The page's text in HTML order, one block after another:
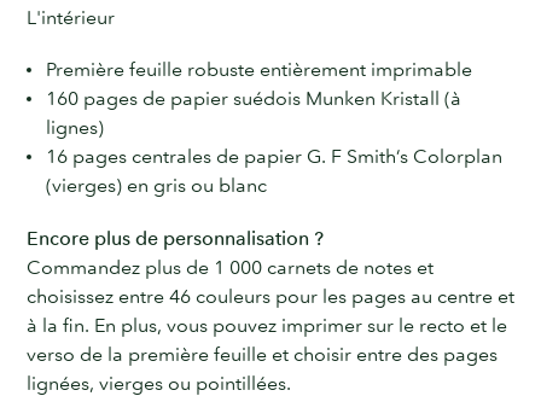
L'intérieur
Première feuille robuste entièrement imprimable
160 pages de papier suédois Munken Kristall (à
lignes)
16 pages centrales de papier G. F Smith’s Colorplan
(vierges) en gris ou blanc
Encore plus de personnalisation ?
Commandez plus de 1 000 carnets de notes et
choisissez entre 46 couleurs pour les pages au centre et
à la fin. En plus, vous pouvez imprimer sur le recto et le
verso de la première feuille et choisir entre des pages
lignées, vierges ou pointillées.